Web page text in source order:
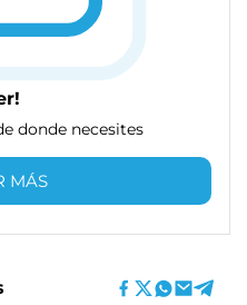
donde necesites
MÁS